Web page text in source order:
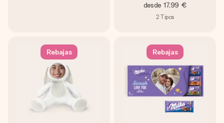
desde 17,99 €
2 Tipos
Rebajas Rebajas